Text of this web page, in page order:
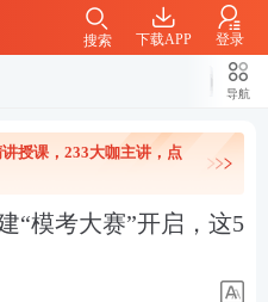
下载APP 登录
搜索
导航
授课，233大咖主讲，点
“模考大赛”开启，这5